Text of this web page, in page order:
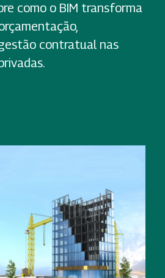
como o BIM transforma
contratual nas